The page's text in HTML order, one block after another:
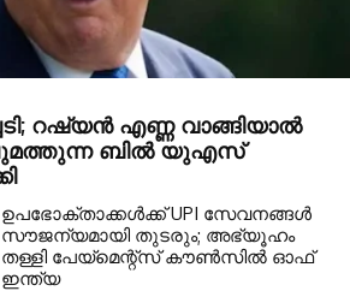
റഷ്യന്‍ എണ്ണ വാങ്ങിയാല്‍
ചുമത്തുന്ന ബില്‍ യുഎസ്
ഉപഭോക്താക്കള്‍ക്ക് UPI സേവനങ്ങള്‍
സൗജന്യമായി തുടരും; അഭ്യൂഹം
തള്ളി പേയ്മെന്റ്‌സ് കൗണ്‍സില്‍ ഓഫ്
ഇന്ത്യ